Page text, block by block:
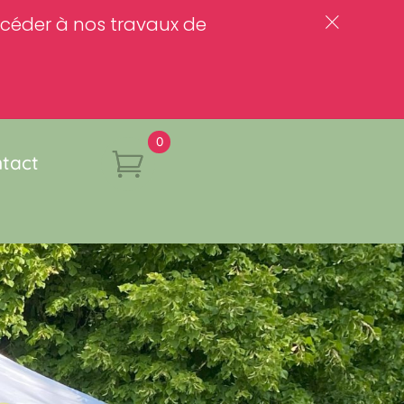
à nos travaux de c
0